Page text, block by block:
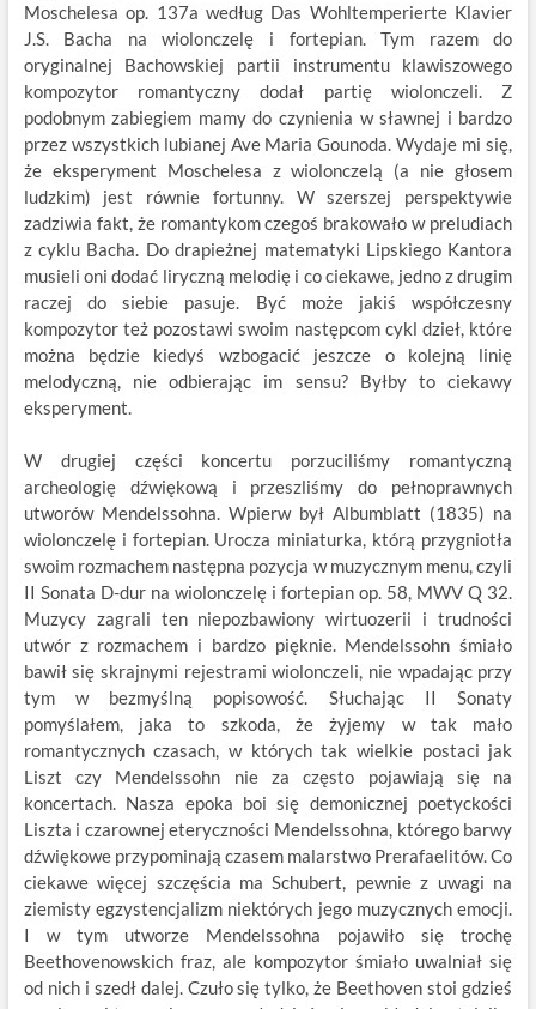
Moschelesa op. 137a według Das Wohltemperierte Klavier
J.S. Bacha na wiolonczelę i fortepian. Tym razem do
oryginalnej Bachowskiej partii instrumentu klawiszowego
kompozytor romantyczny dodał partię wiolonczeli. Z
podobnym zabiegiem mamy do czynienia w sławnej i bardzo
przez wszystkich lubianej Ave Maria Gounoda. Wydaje mi się,
że eksperyment Moschelesa z wiolonczelą (a nie głosem
ludzkim) jest równie fortunny. W szerszej perspektywie
zadziwia fakt, że romantykom czegoś brakowało w preludiach
z cyklu Bacha. Do drapieżnej matematyki Lipskiego Kantora
musieli oni dodać liryczną melodię i co ciekawe, jedno z drugim
raczej do siebie pasuje. Być może jakiś współczesny
kompozytor też pozostawi swoim następcom cykl dzieł, które
można będzie kiedyś wzbogacić jeszcze o kolejną linię
melodyczną, nie odbierając im sensu? Byłby to ciekawy
eksperyment.
W drugiej części koncertu porzuciliśmy romantyczną
archeologię dźwiękową i przeszliśmy do pełnoprawnych
utworów Mendelssohna. Wpierw był Albumblatt (1835) na
wiolonczelę i fortepian. Urocza miniaturka, którą przygniotła
swoim rozmachem następna pozycja w muzycznym menu, czyli
II Sonata D-dur na wiolonczelę i fortepian op. 58, MWV Q 32.
Muzycy zagrali ten niepozbawiony wirtuozerii i trudności
utwór z rozmachem i bardzo pięknie. Mendelssohn śmiało
bawił się skrajnymi rejestrami wiolonczeli, nie wpadając przy
tym w bezmyślną popisowość. Słuchając II Sonaty
pomyślałem, jaka to szkoda, że żyjemy w tak mało
romantycznych czasach, w których tak wielkie postaci jak
Liszt czy Mendelssohn nie za często pojawiają się na
koncertach. Nasza epoka boi się demonicznej poetyckości
Liszta i czarownej eteryczności Mendelssohna, którego barwy
dźwiękowe przypominają czasem malarstwo Prerafaelitów. Co
ciekawe więcej szczęścia ma Schubert, pewnie z uwagi na
ziemisty egzystencjalizm niektórych jego muzycznych emocji.
I w tym utworze Mendelssohna pojawiło się trochę
Beethovenowskich fraz, ale kompozytor śmiało uwalniał się
od nich i szedł dalej. Czuło się tylko, że Beethoven stoi gdzieś